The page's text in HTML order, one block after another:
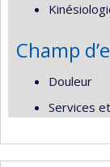
Champ
Douleur
Services